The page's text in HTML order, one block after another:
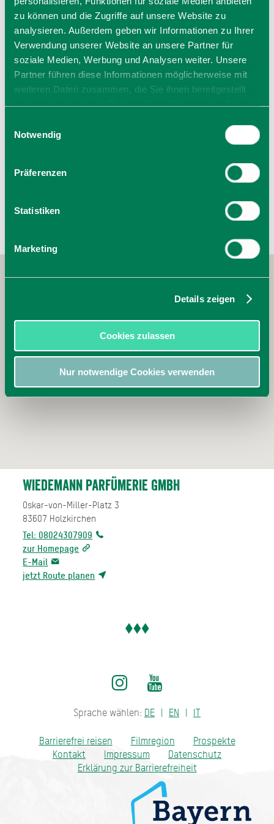
zu können und die Zugriffe auf unsere Website zu
analysieren. Außerdem geben wir Informationen zu Ihrer
Verwendung unserer Website an unsere Partner für
soziale Medien, Werbung und Analysen weiter. Unsere
Partner führen diese Informationen möglicherweise mit
weiteren Daten zusammen, die Sie ihnen bereitgestellt
haben oder die sie im Rahmen Ihrer Nutzung der Dienste
Cookies, wenn Sie unsere Webseite weiterhin nutzen.
Notwendig
Präferenzen
Statistiken
Marketing
Details zeigen
Cookies zulassen
Nur notwendige Cookies verwenden
Do
09:00 - 18:30 Uhr
Fr
09:00 - 18:30 Uhr
Sa
09:00 - 13:00 Uhr
Allgemeiner Hinweis:
Bei den hier angegeben Öffnungszeiten handelt es sich
telefonisch unter der angegebenen Telefonnummer!
Wiedemann Parfümerie GmbH
Oskar-von-Miller-Platz 3
83607 Holzkirchen
Tel: 08024307909
zur Homepage
E-Mail
jetzt Route planen
Sprache wählen: DE EN IT
Barrierefrei reisen Filmregion
Prospekte
Kontakt
Impressum
Datenschutz
Erklärung zur Barrierefreiheit